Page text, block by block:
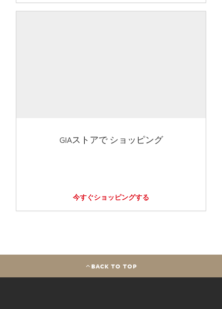
GIAストアで ショッピング
今すぐショッピングする
BACK TO TOP